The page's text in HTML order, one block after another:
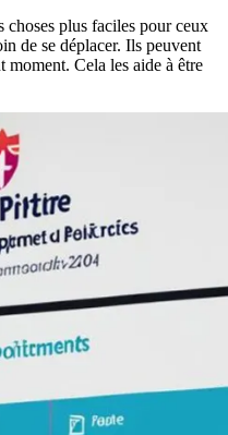
choses plus faciles pour ceux
de se déplacer. Ils peuvent
moment. Cela les aide à être